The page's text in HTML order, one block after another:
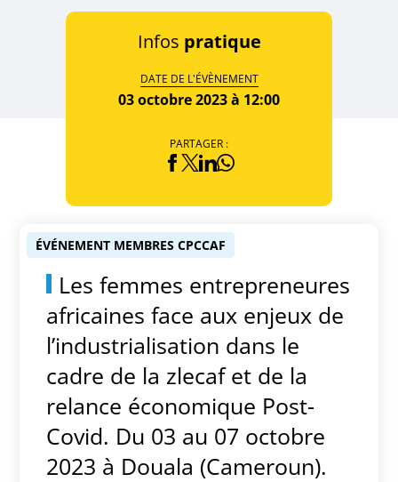
Infos pratique
DATE DE L'ÉVÈNEMENT
03 octobre 2023 à 12:00
PARTAGER :
Les femmes entrepreneures
africaines face aux enjeux de
l’industrialisation dans le
cadre de la zlecaf et de la
relance économique Post-
Covid. Du 03 au 07 octobre
2023 à Douala (Cameroun).
ÉVÉNEMENT MEMBRES CPCCAF